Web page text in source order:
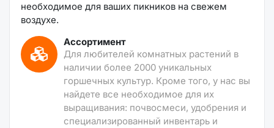
необходимое для ваших пикников на свежем
воздухе.
Ассортимент
Для любителей комнатных растений в
наличии более 2000 уникальных
горшечных культур. Кроме того, у нас вы
найдете все необходимое для их
выращивания: почвосмеси, удобрения и
специализированный инвентарь и